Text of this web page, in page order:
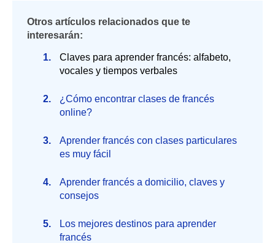
Otros artículos relacionados que te
interesarán:
Claves para aprender francés: alfabeto,
vocales y tiempos verbales
¿Cómo encontrar clases de francés
online?
Aprender francés con clases particulares
es muy fácil
Aprender francés a domicilio, claves y
consejos
Los mejores destinos para aprender
francés